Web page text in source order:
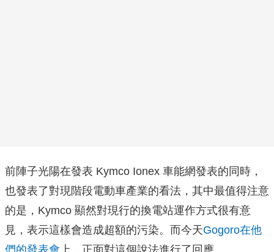
前陣子光陽在發表 Kymco Ionex 車能網發表的同時，
也發表了對現階段電動車產業的看法，其中最值得注意
的是，Kymco 顯然對現行的換電站運作方式很有意
見，表示這樣會造成超額的污染。而今天Gogoro在他
們的發表會 上，正面對這個說法進行了回應。